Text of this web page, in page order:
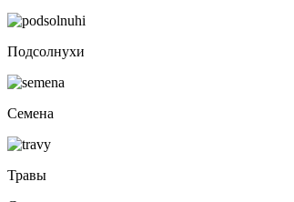
Подсолнухи
Семена
Травы